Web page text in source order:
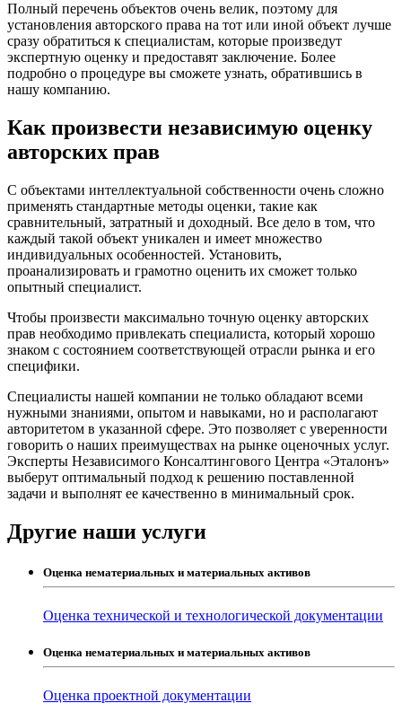
Полный перечень объектов очень велик, поэтому для
установления авторского права на тот или иной объект лучше
сразу обратиться к специалистам, которые произведут
экспертную оценку и предоставят заключение. Более
подробно о процедуре вы сможете узнать, обратившись в
нашу компанию.
Как произвести независимую оценку
авторских прав
С объектами интеллектуальной собственности очень сложно
применять стандартные методы оценки, такие как
сравнительный, затратный и доходный. Все дело в том, что
каждый такой объект уникален и имеет множество
индивидуальных особенностей. Установить,
проанализировать и грамотно оценить их сможет только
опытный специалист.
Чтобы произвести максимально точную оценку авторских
прав необходимо привлекать специалиста, который хорошо
знаком с состоянием соответствующей отрасли рынка и его
специфики.
Специалисты нашей компании не только обладают всеми
нужными знаниями, опытом и навыками, но и располагают
авторитетом в указанной сфере. Это позволяет с уверенности
говорить о наших преимуществах на рынке оценочных услуг.
Эксперты Независимого Консалтингового Центра «Эталонъ»
выберут оптимальный подход к решению поставленной
задачи и выполнят ее качественно в минимальный срок.
Другие наши услуги
Оценка нематериальных и материальных активов
Оценка технической и технологической документации
Оценка нематериальных и материальных активов
Оценка проектной документации